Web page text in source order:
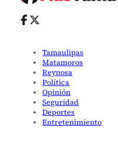
Tamaulipas
Matamoros
Reynosa
Política
Opinión
Seguridad
Deportes
Entretenimiento